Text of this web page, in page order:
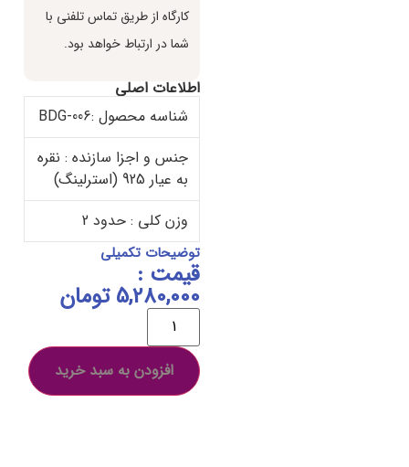
كارگاه از طريق تماس تلفني با
شما در ارتباط خواهد بود.
اطلاعات اصلی
شناسه محصول :BDG-006
جنس و اجزا سازنده : نقره
به عیار 925 (استرلینگ)
وزن کلی : حدود 2
توضیحات تکمیلی
قیمت :
5,280,000 تومان
افزودن به سبد خرید